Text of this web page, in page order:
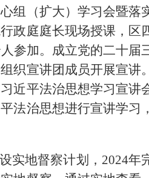
组（扩大）学习会暨落
政庭庭长现场授课，区
参加。成立党的二十届
织宣讲团成员开展宣讲
近平法治思想学习宣讲
法治思想进行宣讲学习
实地督察计划，2024年